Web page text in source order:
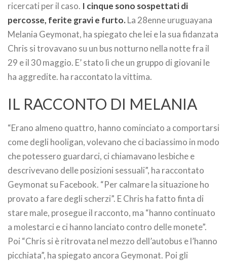
ricercati per il caso. I cinque sono sospettati di
percosse, ferite gravi e furto.La 28enne uruguayana
Melania Geymonat, ha spiegato che lei e la sua fidanzata
Chris si trovavano su un bus notturno nella notte fra il
29 e il 30 maggio. E’ stato lì che un gruppo di giovani le
ha aggredite. ha raccontato la vittima.
IL RACCONTO DI MELANIA
“Erano almeno quattro, hanno cominciato a comportarsi
come degli hooligan, volevano che ci baciassimo in modo
che potessero guardarci, ci chiamavano lesbiche e
descrivevano delle posizioni sessuali”, ha raccontato
Geymonat su Facebook. “Per calmare la situazione ho
provato a fare degli scherzi”. E Chris ha fatto finta di
stare male, prosegue il racconto, ma “hanno continuato
a molestarci e ci hanno lanciato contro delle monete”.
Poi “Chris si è ritrovata nel mezzo dell’autobus e l’hanno
picchiata”, ha spiegato ancora Geymonat. Poi gli